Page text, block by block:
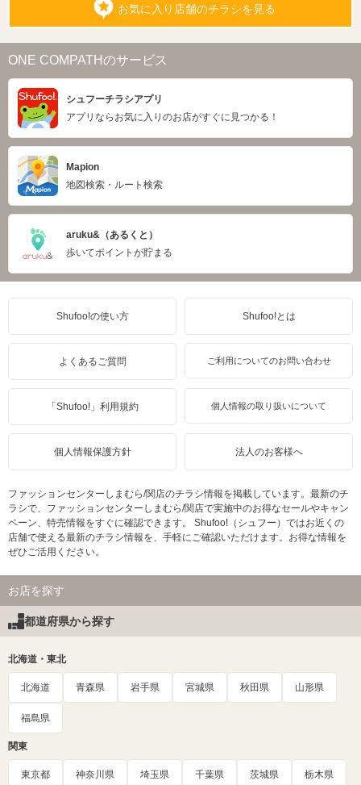
お気に入り店舗のチラシを見る
ONE COMPATHのサービス
シュフーチラシアプリ
アプリならお気に入りのお店がすぐに見つかる！
Mapion
地図検索・ルート検索
aruku&（あるくと）
歩いてポイントが貯まる
Shufoo!の使い方 Shufoo!とは
よくあるご質問 ご利用についてのお問い合わせ
「Shufoo!」利用規約 個人情報の取り扱いについて
個人情報保護方針 法人のお客様へ
ファッションセンターしまむら/関店のチラシ情報を掲載しています。最新のチ
ラシで、ファッションセンターしまむら/関店で実施中のお得なセールやキャン
ペーン、特売情報をすぐに確認できます。 Shufoo!（シュフー）ではお近くの
店舗で使える最新のチラシ情報を、手軽にご確認いただけます。お得な情報を
ぜひご活用ください。
お店を探す
都道府県から探す
北海道・東北
北海道 青森県 岩手県 宮城県 秋田県 山形県
福島県
関東
東京都 神奈川県 埼玉県 千葉県 茨城県 栃木県